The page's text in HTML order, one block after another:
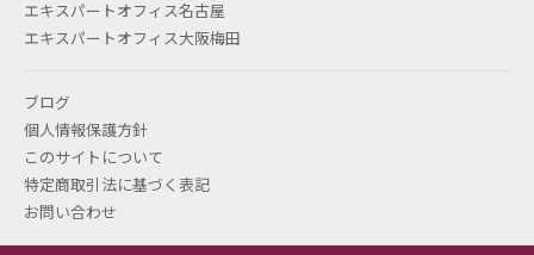
エキスパートオフィス名古屋
エキスパートオフィス大阪梅田
ブログ
個人情報保護方針
このサイトについて
特定商取引法に基づく表記
お問い合わせ